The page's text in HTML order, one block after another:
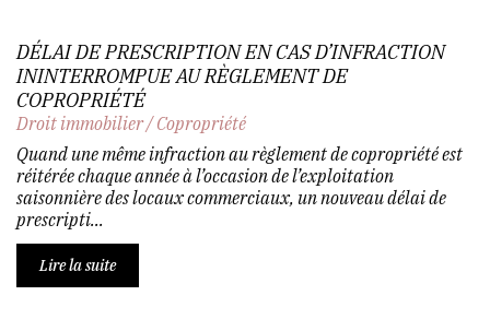
DÉLAI DE PRESCRIPTION EN CAS D’INFRACTION
ININTERROMPUE AU RÈGLEMENT DE
COPROPRIÉTÉ
Droit immobilier/Copropriété
Quand une même infraction au règlement de copropriété est
réitérée chaque année à l’occasion de l’exploitation
saisonnière des locaux commerciaux, un nouveau délai de
prescripti...
Lire la suite